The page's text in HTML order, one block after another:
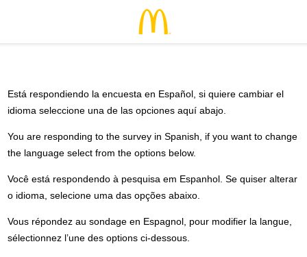
Está respondiendo la encuesta en Español, si quiere cambiar el
idioma seleccione una de las opciones aquí abajo.
You are responding to the survey in Spanish, if you want to change
the language select from the options below.
Você está respondendo à pesquisa em Espanhol. Se quiser alterar
o idioma, selecione uma das opções abaixo.
Vous répondez au sondage en Espagnol, pour modifier la langue,
sélectionnez l’une des options ci-dessous.